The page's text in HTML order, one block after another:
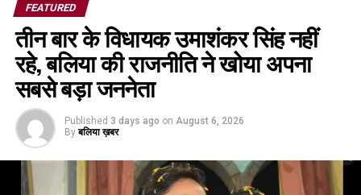
FEATURED
तीन बार के विधायक उमाशंकर सिंह नहीं
रहे, बलिया की राजनीति ने खोया अपना
सबसे बड़ा जननेता
Published 3 days ago on August 6, 2026
By बलिया ख़बर